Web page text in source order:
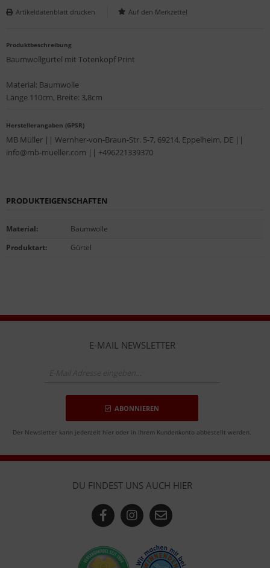
Artikeldatenblatt drucken
Produktbeschreibung
Baumwollgürtel mit Totenkopf Print
Material: Baumwolle
Länge 110cm, Breite: 3,8cm
Herstellerangaben (GPSR)
MB Müller || Wernher-von-Braun-Str. 5-7, 69214, Eppelheim, DE ||
info@mb-mueller.com || +496221339370
PRODUKTEIGENSCHAFTEN
Material:
Baumwolle
Produktart: Gürtel
E-MAIL NEWSLETTER
ABONNIEREN
Der Newsletter kann jederzeit hier oder in Ihrem Kundenkonto abbestellt werden.
DU FINDEST UNS AUCH HIER